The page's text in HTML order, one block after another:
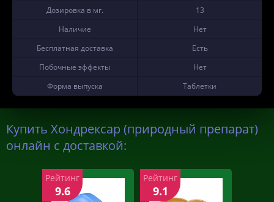
Дозировка в мг.
13
Наличие
Нет
Бесплатная доставка
Есть
Побочные эффекты
Нет
Форма выпуска
Таблетки
Купить Хондрексар (природный препарат)
онлайн с доставкой:
Рейтинг
9.6
Рейтинг
9.1